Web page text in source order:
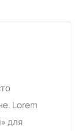
Lorem
для